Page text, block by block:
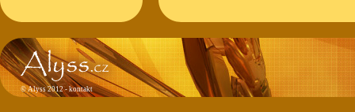
©Alyss 2012 - kontakt